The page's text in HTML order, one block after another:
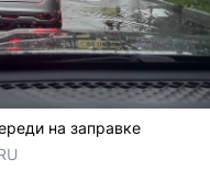
на заправке